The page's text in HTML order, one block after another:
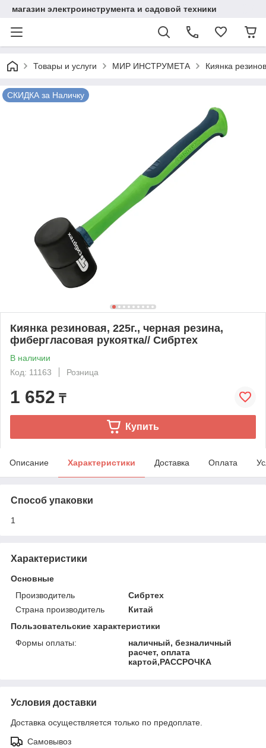
магазин электроинструмента и садовой техники
Товары и услуги МИР ИНСТРУМЕТА Киянка
СКИДКА за Наличку
Киянка резиновая, 225г., черная резина,
фибергласовая рукоятка// Сибртех
В наличии
Код: 11163
Розница
1 652 ₸
Купить
Описание Характеристики Доставка Оплата
Способ упаковки
1
Характеристики
Основные
Производитель
Сибртех
Страна производитель
Китай
Пользовательские характеристики
Формы оплаты:
наличный, безналичный
расчет, оплата
картой,РАССРОЧКА
Условия доставки
Доставка осуществляется только по предоплате.
Самовывоз